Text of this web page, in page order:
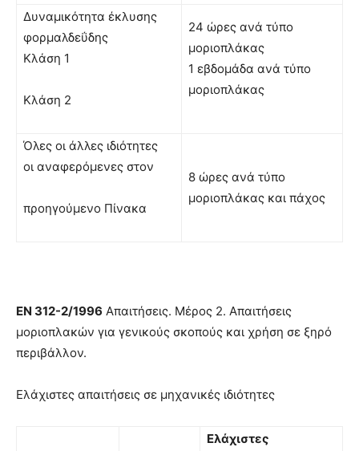
Δυναμικότητα έκλυσης
φορμαλδεΰδης
Κλάση 1
Κλάση 2
24 ώρες ανά τύπο
μοριοπλάκας
1 εβδομάδα ανά τύπο
μοριοπλάκας
Όλες οι άλλες ιδιότητες
οι αναφερόμενες στον
προηγούμενο Πίνακα
8 ώρες ανά τύπο
μοριοπλάκας και πάχος
EN 312-2/1996 Απαιτήσεις. Μέρος 2. Απαιτήσεις
µοριοπλακών για γενικούς σκοπούς και χρήση σε ξηρό
περιβάλλον.
Ελάχιστες απαιτήσεις σε μηχανικές ιδιότητες
Ελάχιστες